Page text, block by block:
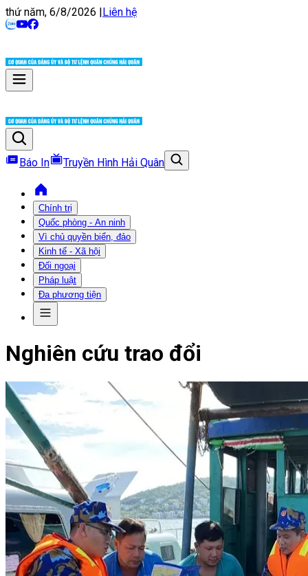
thứ năm, 6/8/2026 |Liên hệ
Báo In Truyền Hình Hải Quân
Chính trị
Quốc phòng - An ninh
Vì chủ quyền biển, đảo
Kinh tế - Xã hội
Đối ngoại
Pháp luật
Đa phương tiện
Nghiên cứu trao đổi